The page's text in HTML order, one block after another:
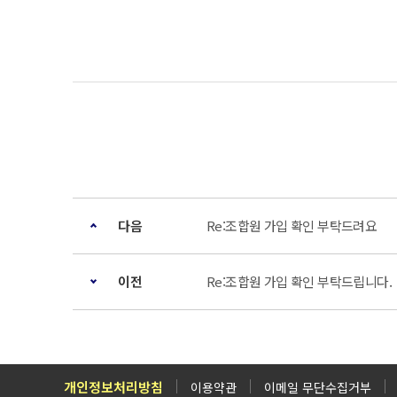
다음 Re:조합원 가입 확인 부탁드려요
이전 Re:조합원 가입 확인 부탁드립니다.
개인정보처리방침 이용약관 이메일 무단수집거부